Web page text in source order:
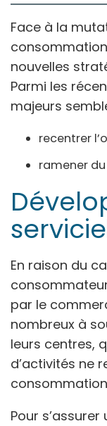
Face à la
nouvelles
Parmi les
majeurs
recentrer
ramener
En raison du
par le
nombreux à
leurs centres,
d’activités ne
Pour